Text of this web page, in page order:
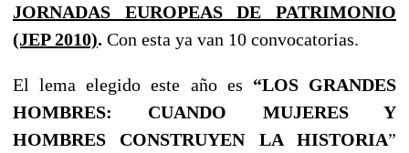
JORNADAS EUROPEAS DE PATRIMONIO
(JEP 2010). Con esta ya van 10 convocatorias.
El lema elegido este año es “LOS GRANDES
HOMBRES: CUANDO MUJERES Y
HOMBRES CONSTRUYEN LA HISTORIA”